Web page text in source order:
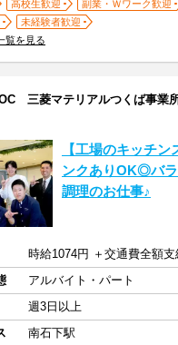
高校生歓迎
副業・Ｗワーク歓迎
未経験者歓迎
覧を見る
三菱マテリアルつくば事業
【工場のキッチン
ンクありOK◎バ
調理のお仕事♪
時給1074円 ＋交通費全額支
アルバイト・パート
週3日以上
南石下駅